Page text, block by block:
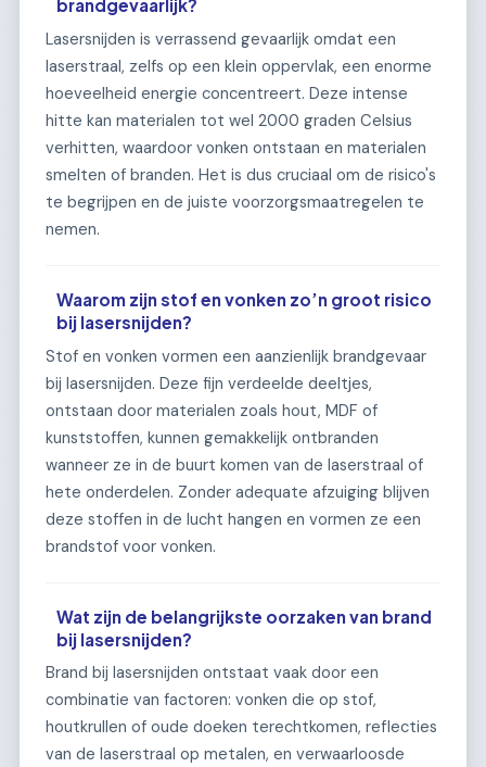
brandgevaarlijk?
Lasersnijden is verrassend gevaarlijk omdat een
laserstraal, zelfs op een klein oppervlak, een enorme
hoeveelheid energie concentreert. Deze intense
hitte kan materialen tot wel 2000 graden Celsius
verhitten, waardoor vonken ontstaan en materialen
smelten of branden. Het is dus cruciaal om de risico's
te begrijpen en de juiste voorzorgsmaatregelen te
nemen.
Waarom zijn stof en vonken zo’n groot risico
bij lasersnijden?
Stof en vonken vormen een aanzienlijk brandgevaar
bij lasersnijden. Deze fijn verdeelde deeltjes,
ontstaan door materialen zoals hout, MDF of
kunststoffen, kunnen gemakkelijk ontbranden
wanneer ze in de buurt komen van de laserstraal of
hete onderdelen. Zonder adequate afzuiging blijven
deze stoffen in de lucht hangen en vormen ze een
brandstof voor vonken.
Wat zijn de belangrijkste oorzaken van brand
bij lasersnijden?
Brand bij lasersnijden ontstaat vaak door een
combinatie van factoren: vonken die op stof,
houtkrullen of oude doeken terechtkomen, reflecties
van de laserstraal op metalen, en verwaarloosde